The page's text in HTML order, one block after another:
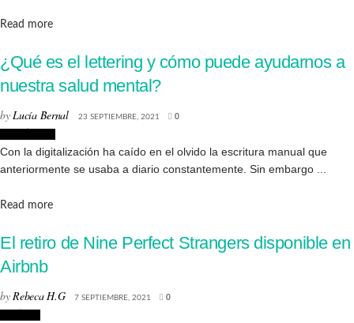
Read moreDetails
¿Qué es el lettering y cómo puede ayudarnos a
nuestra salud mental?
byLucía Bernal 23 SEPTIEMBRE, 2021 0
Con la digitalización ha caído en el olvido la escritura manual que
anteriormente se usaba a diario constantemente. Sin embargo ...
Read moreDetails
El retiro de Nine Perfect Strangers disponible en
Airbnb
byRebeca H.G 7 SEPTIEMBRE, 2021 0